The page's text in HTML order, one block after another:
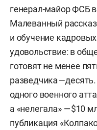
генерал-майор ФСБ
Малеванный
и обучение
удовольствие: в
готовят не менее
разведчика —
одного военного
а «нелегала» — $10
публикация